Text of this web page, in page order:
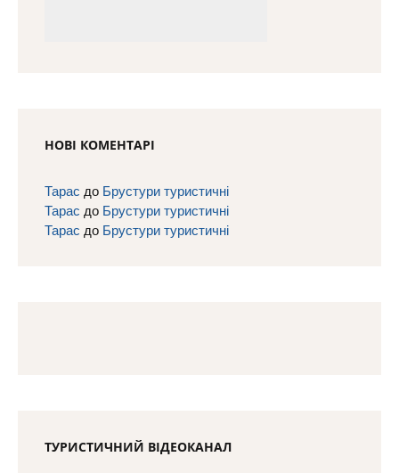
НОВІ КОМЕНТАРІ
Тарас до Брустури туристичні
Тарас до Брустури туристичні
Тарас до Брустури туристичні
ТУРИСТИЧНИЙ ВІДЕОКАНАЛ